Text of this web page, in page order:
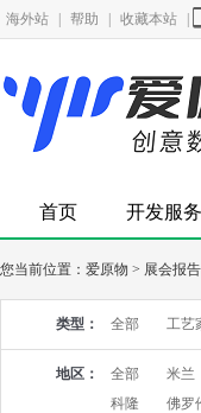
海外站 帮助 收藏本站
首页 开发服
您当前位置： 爱原物 > 展会报告
类型： 全部 工艺
地区： 全部 米兰
科隆
佛罗